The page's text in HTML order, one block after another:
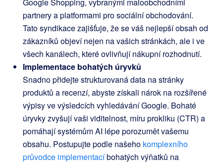
partnery a platformami pro sociální obchodování.
Tato syndikace zajišťuje, že se váš nejlepší obsah od
zákazníků objeví nejen na vašich stránkách, ale i ve
všech kanálech, které ovlivňují nákupní rozhodnutí.
Implementace bohatých úryvků
Snadno přidejte strukturovaná data na stránky
produktů a recenzí, abyste získali nárok na rozšířené
výpisy ve výsledcích vyhledávání Google. Bohaté
úryvky zvyšují vaši viditelnost, míru prokliku (CTR) a
pomáhají systémům AI lépe porozumět vašemu
obsahu. Postupujte podle našeho komplexního
průvodce implementacíbohatých výňatků na